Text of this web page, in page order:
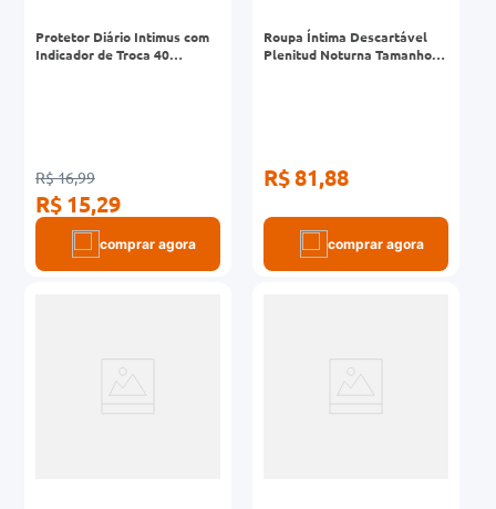
Protetor Diário Intimus com
Indicador de Troca 40
R$ 16,99
R$ 15,29
comprar agora
Roupa Íntima Descartável
Plenitud Noturna Tamanho
R$ 81,88
comprar agora